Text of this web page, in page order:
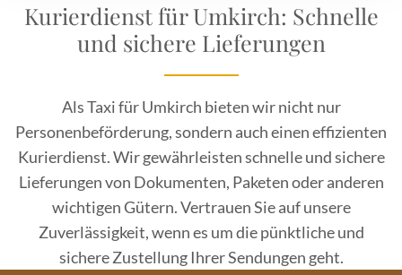
Kurierdienst für Umkirch: Schnelle
und sichere Lieferungen
Als Taxi für Umkirch bieten wir nicht nur
Personenbeförderung, sondern auch einen effizienten
Kurierdienst. Wir gewährleisten schnelle und sichere
Lieferungen von Dokumenten, Paketen oder anderen
wichtigen Gütern. Vertrauen Sie auf unsere
Zuverlässigkeit, wenn es um die pünktliche und
sichere Zustellung Ihrer Sendungen geht.